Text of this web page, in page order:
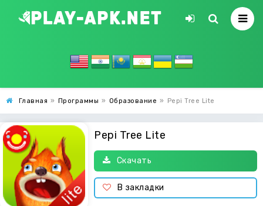
Главная » Программы » Образование » Pepi Tree Lite
Pepi Tree Lite
Скачать
В закладки